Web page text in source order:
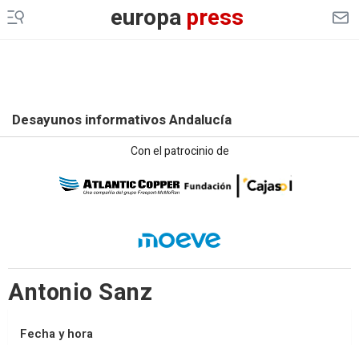
europapress
Desayunos informativos Andalucía
Con el patrocinio de
Antonio Sanz
Fecha y hora